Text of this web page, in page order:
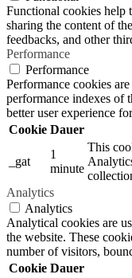
Functional cookies help
sharing the content of
feedbacks, and other
Performance
Performance
Performance cookies
performance indexes of
better user experience
Cookie Dauer
_gat
1
minute
This
Analytics
Analytics
Analytical cookies are
the website. These
number of visitors,
Cookie Dauer